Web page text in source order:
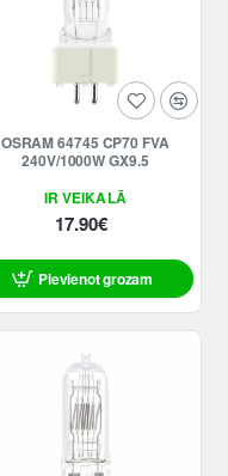
IR VEIKALĀ
OSRAM 64745 CP70 FVA
240V/1000W GX9.5
17.90€
Pievienot grozam